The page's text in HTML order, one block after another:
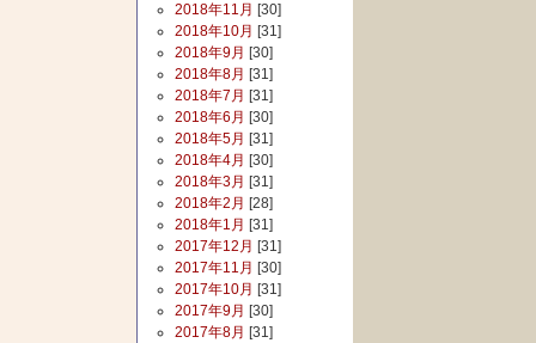
2018年11月 [30]
2018年10月 [31]
2018年9月 [30]
2018年8月 [31]
2018年7月 [31]
2018年6月 [30]
2018年5月 [31]
2018年4月 [30]
2018年3月 [31]
2018年2月 [28]
2018年1月 [31]
2017年12月 [31]
2017年11月 [30]
2017年10月 [31]
2017年9月 [30]
2017年8月 [31]